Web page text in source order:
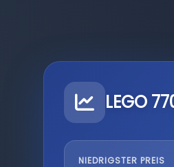
LEGO
NIEDRIGSTER PREIS